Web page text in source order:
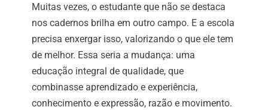
Muitas vezes, o estudante que não se destaca
nos cadernos brilha em outro campo. E a escola
precisa enxergar isso, valorizando o que ele tem
de melhor. Essa seria a mudança: uma
educação integral de qualidade, que
combinasse aprendizado e experiência,
conhecimento e expressão, razão e movimento.